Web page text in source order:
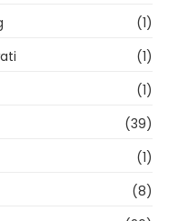
(1)
(1)
(1)
(39)
(1)
(8)